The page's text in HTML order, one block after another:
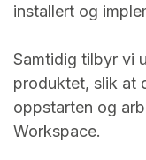
installert og
Samtidig tilbyr vi
produktet, slik at
oppstarten og
Workspace.